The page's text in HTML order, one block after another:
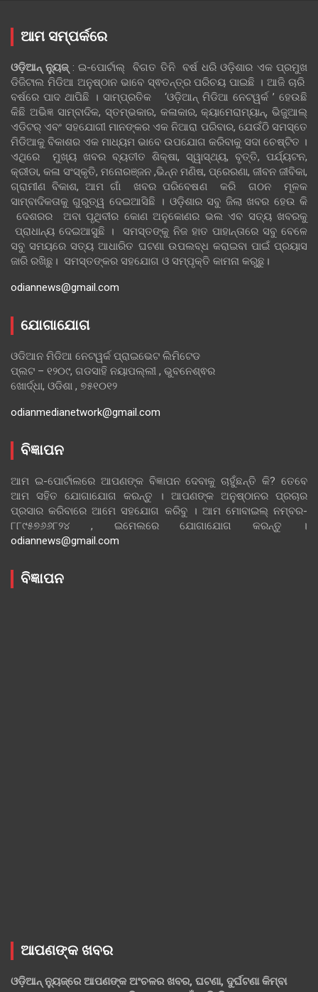
ଆମ ସମ୍ପର୍କରେ
ଓଡ଼ିଆନ୍‍ ନ୍ୟୁଜ୍‍: ଇ-ପୋର୍ଟାଲ୍ ବିଗତ ତିନି ବର୍ଷ ଧରି ଓଡ଼ିଶାର ଏକ ପ୍ରମୁଖ
ଡିଜିଟାଲ ମିଡିଆ ଅନୁଷ୍ଠାନ ଭାବେ ସ୍ଵତନ୍ତ୍ର ପରିଚୟ ପାଇଛି । ଆଜି ଚାରି
ବର୍ଷରେ ପାଦ ଥାପିଛି । ସାମ୍ପ୍ରତିକ ‘ଓଡ଼ିଆନ୍‍ ମିଡିଆ ନେଟୱର୍କ ’ ହେଉଛି
କିଛି ଅଭିଜ୍ଞ ସାମ୍ବାଦିକ, ସ୍ତମ୍ଭକାର, କଳାକାର, କ୍ୟାମେରାମ୍ୟାନ୍, ଭିଜୁଆଲ୍
ଏଡିଟର୍ ଏବଂ ସହଯୋଗୀ ମାନଙ୍କର ଏକ ନିଆରା ପରିବାର, ଯେଉଁଠି ସମସ୍ତେ
ମିଡିଆକୁ ବିକାଶର ଏକ ମାଧ୍ୟମ ଭାବେ ଉପଯୋଗ କରିବାକୁ ସଦା ଚେଷ୍ଟିତ ।
ଏଥିରେ ମୁଖ୍ୟ ଖବର ବ୍ୟତୀତ ଶିକ୍ଷା, ସ୍ୱାସ୍ଥ୍ୟ, ବୃତ୍ତି, ପର୍ଯ୍ୟଟନ,
କ୍ରୀଡା, କଳା ସଂସ୍କୃତି, ମନୋରଞ୍ଜନ ,ଭିନ୍ନ ମଣିଷ, ପ୍ରେରଣା, ଜୀବନ ଜୀବିକା,
ଗ୍ରାମୀଣ ବିକାଶ, ଆମ ଗାଁ ଖବର ପରିବେଷଣ କରି ଗଠନ ମୂଳକ
ସାମ୍ବାଦିକତାକୁ ଗୁରୁତ୍ୱ ଦେଇଆସିଛି । ଓଡ଼ିଶାର ସବୁ ଜିଲା ଖବର ହେଉ କି
ଦେଶରର ଅବା ପୃଥିବୀର କୋଣ ଅନୁକୋଣର ଭଲ ଏବ ସତ୍ୟ ଖବରକୁ
ପ୍ରାଧାନ୍ୟ ଦେଇଆସୁଛି । ସମସ୍ତଙ୍କୁ ନିଜ ହାତ ପାହାନ୍ତାରେ ସବୁ ବେଳେ
ସବୁ ସମୟରେ ସତ୍ୟ ଆଧାରିତ ଘଟଣା ଉପଲବ୍ଧ କରାଇବା ପାଇଁ ପ୍ରୟାସ
ଜାରି ରଖିଛୁ। ସମସ୍ତଙ୍କର ସହଯୋଗ ଓ ସମ୍ପୃକ୍ତି କାମନା କରୁଛୁ।
odiannews@gmail.com
ଯୋଗାଯୋଗ
ଓଡିଆନ ମିଡିଆ ନେଟୱର୍କ ପ୍ରାଇଭେଟ ଲିମିଟେଡ
ପ୍ଲଟ – ୧୨୦୯, ଗଡସାହି ନୟାପଲ୍ଲୀ , ଭୁବନେଶ୍ଵର
ଖୋର୍ଦ୍ଧା, ଓଡିଶା , ୭୫୧୦୧୨
odianmedianetwork@gmail.com
ବିଜ୍ଞାପନ
ଆମ ଇ-ପୋର୍ଟାଲରେ ଆପଣଙ୍କ ବିଜ୍ଞାପନ ଦେବାକୁ ଚାହୁଁଛନ୍ତି କି? ତେବେ
ଆମ ସହିତ ଯୋଗାଯୋଗ କରନ୍ତୁ । ଆପଣଙ୍କ ଅନୁଷ୍ଠାନର ପ୍ରଚାର
ପ୍ରସାର କରିବାରେ ଆମେ ସହଯୋଗ କରିବୁ । ଆମ ମୋବାଇଲ୍ ନମ୍ବର-
୮୮୯୫୭୬୬୮୨୪ , ଇମେଲରେ ଯୋଗାଯୋଗ କରନ୍ତୁ ।
odiannews@gmail.com
ବିଜ୍ଞାପନ
ଆପଣଙ୍କ ଖବର
ଓଡ଼ିଆନ୍ ନ୍ୟୁଜ୍‌ରେ ଆପଣଙ୍କ ଅଂଚଳର ଖବର, ଘଟଣା, ଦୁର୍ଘଟଣା କିମ୍ବା